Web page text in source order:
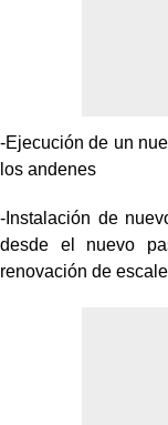
-Ejecución de un
los andenes
-Instalación de
desde el nuevo
renovación de